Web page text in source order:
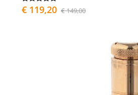
€ 119,20 € 149,00